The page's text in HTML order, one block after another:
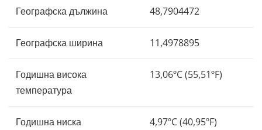
Географска дължина 48,7904472
Географска ширина 11,4978895
Годишна висока
температура
13,06ºC (55,51ºF)
Годишна ниска
4,97ºC (40,95ºF)